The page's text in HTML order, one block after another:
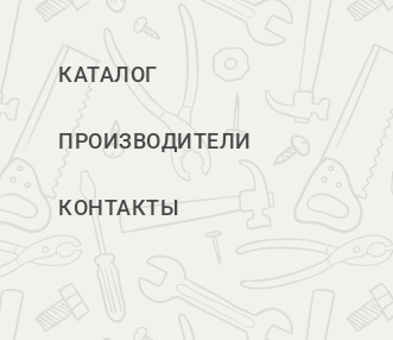
КАТАЛОГ
ПРОИЗВОДИТЕЛИ
КОНТАКТЫ